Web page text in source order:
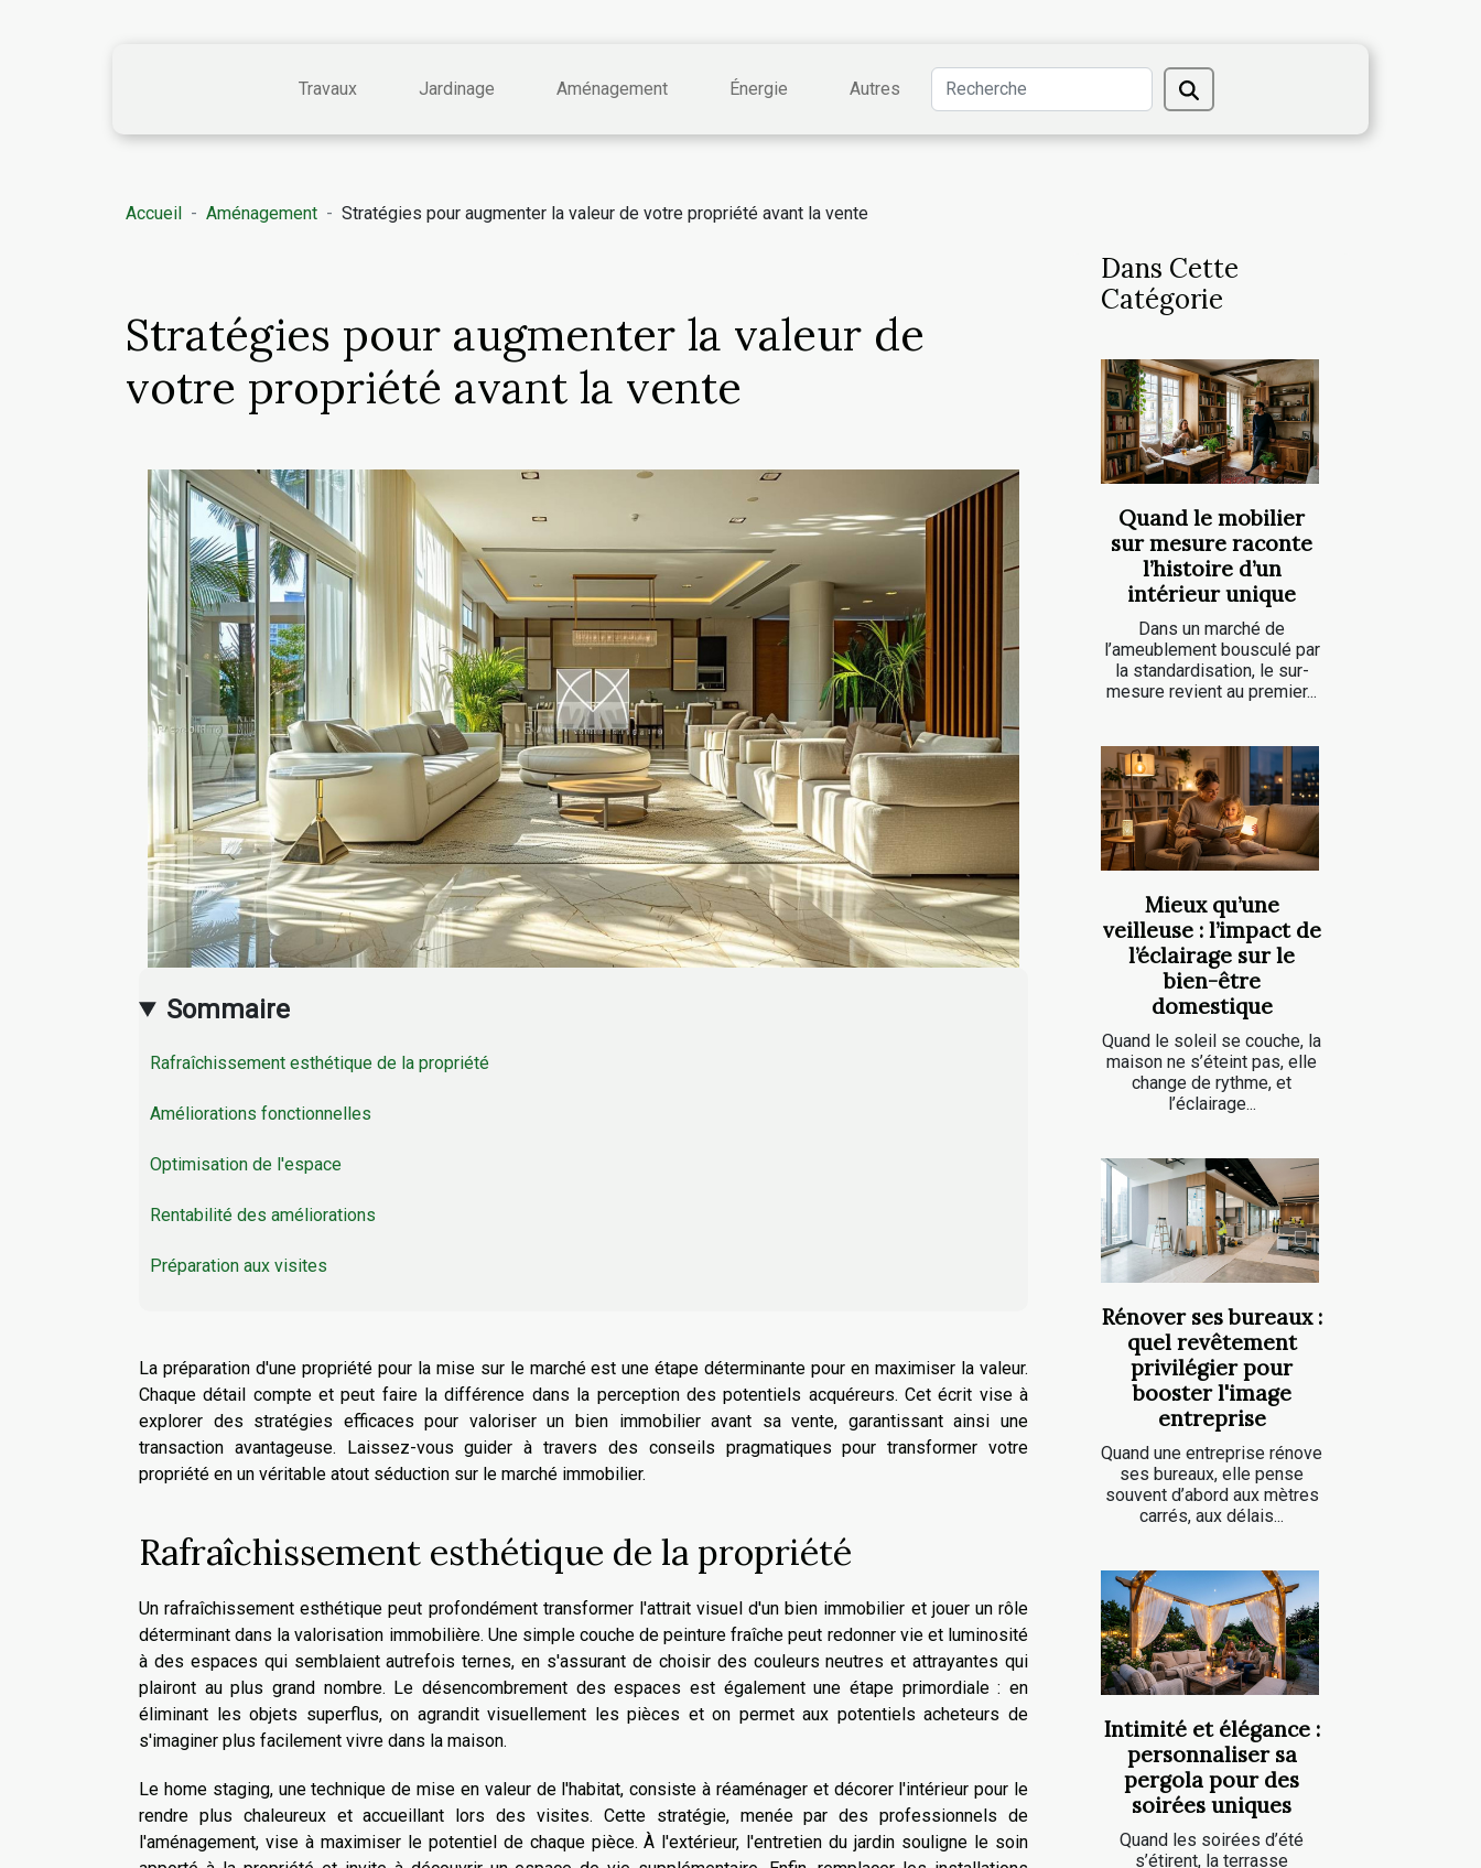
Travaux Jardinage Aménagement Énergie Autres
Accueil Aménagement Stratégies pour augmenter la valeur de votre propriété avant la vente
Stratégies pour augmenter la valeur de
votre propriété avant la vente
Sommaire
Rafraîchissement esthétique de la propriété
Améliorations fonctionnelles
Optimisation de l'espace
Rentabilité des améliorations
Préparation aux visites
La préparation d'une propriété pour la mise sur le marché est une étape déterminante pour en maximiser la valeur.
Chaque détail compte et peut faire la différence dans la perception des potentiels acquéreurs. Cet écrit vise à
explorer des stratégies efficaces pour valoriser un bien immobilier avant sa vente, garantissant ainsi une
transaction avantageuse. Laissez-vous guider à travers des conseils pragmatiques pour transformer votre
propriété en un véritable atout séduction sur le marché immobilier.
Rafraîchissement esthétique de la propriété
Un rafraîchissement esthétique peut profondément transformer l'attrait visuel d'un bien immobilier et jouer un rôle
déterminant dans la valorisation immobilière. Une simple couche de peinture fraîche peut redonner vie et luminosité
à des espaces qui semblaient autrefois ternes, en s'assurant de choisir des couleurs neutres et attrayantes qui
plairont au plus grand nombre. Le désencombrement des espaces est également une étape primordiale : en
éliminant les objets superflus, on agrandit visuellement les pièces et on permet aux potentiels acheteurs de
s'imaginer plus facilement vivre dans la maison.
Le home staging, une technique de mise en valeur de l'habitat, consiste à réaménager et décorer l'intérieur pour le
rendre plus chaleureux et accueillant lors des visites. Cette stratégie, menée par des professionnels de
l'aménagement, vise à maximiser le potentiel de chaque pièce. À l'extérieur, l'entretien du jardin souligne le soin
Dans Cette
Catégorie
Quand le mobilier
sur mesure raconte
l’histoire d’un
intérieur unique
Dans un marché de
l’ameublement bousculé par
la standardisation, le sur-
mesure revient au premier...
Mieux qu’une
veilleuse : l’impact de
l’éclairage sur le
bien-être
domestique
Quand le soleil se couche, la
maison ne s’éteint pas, elle
change de rythme, et
l’éclairage...
Rénover ses bureaux :
quel revêtement
privilégier pour
booster l'image
entreprise
Quand une entreprise rénove
ses bureaux, elle pense
souvent d’abord aux mètres
carrés, aux délais...
Intimité et élégance :
personnaliser sa
pergola pour des
soirées uniques
Quand les soirées d’été
s’étirent, la terrasse